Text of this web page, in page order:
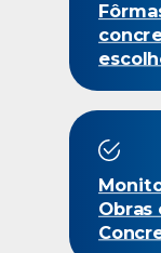
Obras